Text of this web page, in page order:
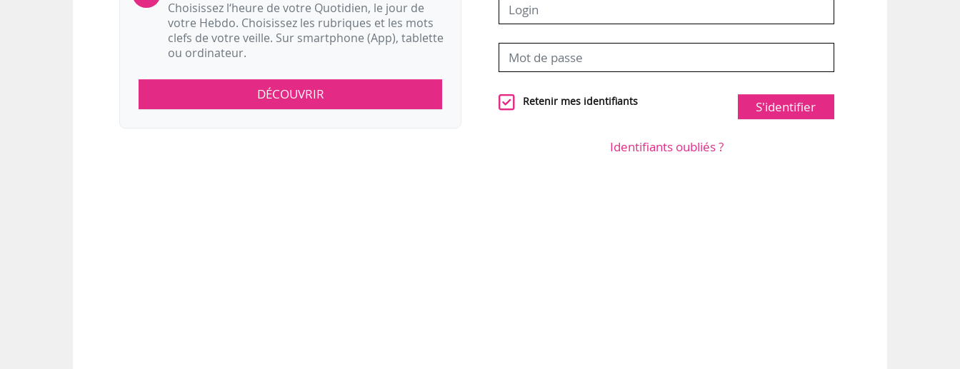
Choisissez l‘heure de votre Quotidien, le jour de
votre Hebdo. Choisissez les rubriques et les mots
clefs de votre veille. Sur smartphone (App), tablette
ou ordinateur.
DÉCOUVRIR Retenir mes identifiants S'identifier
Identifiants oubliés ?